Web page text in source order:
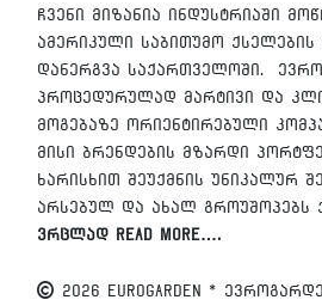
ჩვენი მიზანია ინდუსტრიაში
ამერიკული საბითუმო ქსელების
დანერგვა საქართველოში.
პროცედურულად მარტივი და
მოგებაზე ორიენტირებული
მისი ბრენდების მზარდი
ხარისხით შეუქმნის უნიკალურ
არსებულ და ახალ გროუშოპებს
ვრცლად Read More….
2026 EUROGARDEN *